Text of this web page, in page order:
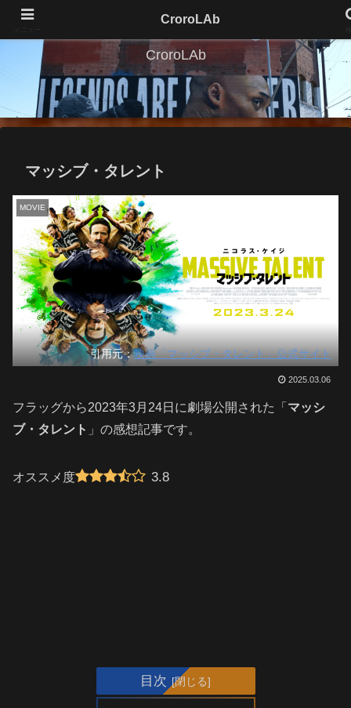
CroroLAb
マッシブ・タレント
MOVIE
引用元：映画「マッシブ・タレント」公式サイト
2025.03.06
フラッグから2023年3月24日に劇場公開された「 マッシ
ブ・タレント 」の感想記事です。
オススメ度 3.8
目次
CroroLAb